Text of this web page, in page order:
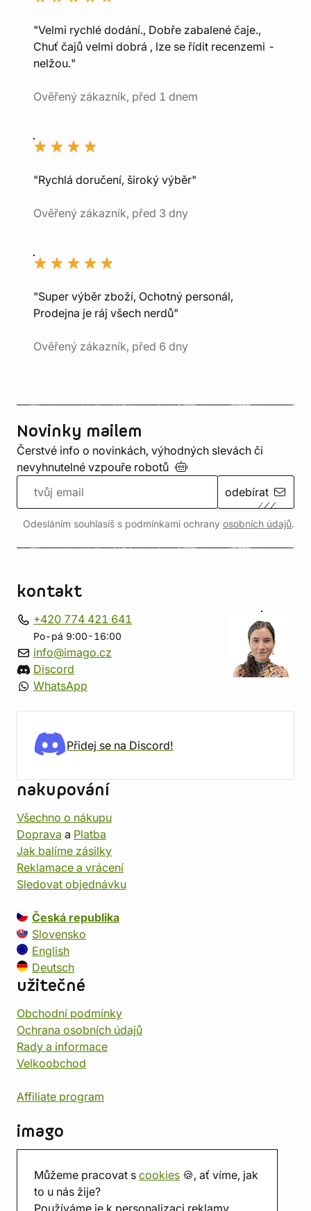
Můžeme pracovat s cookies 🍪, ať víme, jak
to u nás žije?
Používáme je k personalizaci reklamy.
"Velmi rychlé dodání., Dobře zabalené čaje.,
Chuť čajů velmi dobrá , lze se řídit recenzemi -
nelžou."
Ověřený zákazník, před 1 dnem
"Rychlá doručení, široký výběr"
Ověřený zákazník, před 3 dny
"Super výběr zboží, Ochotný personál,
Prodejna je ráj všech nerdů"
Ověřený zákazník, před 6 dny
Novinky mailem
Čerstvé info o novinkách, výhodných slevách či
nevyhnutelné vzpouře robotů
odebírat
Odesláním souhlasíš s podmínkami ochrany osobních údajů.
kontakt
+420 774 421 641
Po-pá 9:00-16:00
info@imago.cz
Discord
WhatsApp
Přidej se na Discord!
nakupování
Všechno o nákupu
Doprava a Platba
Jak balíme zásilky
Reklamace a vrácení
Sledovat objednávku
Česká republika
Slovensko
English
Deutsch
užitečné
Obchodní podmínky
Ochrana osobních údajů
Rady a informace
Velkoobchod
Affiliate program
imago
Prodejna
Herna